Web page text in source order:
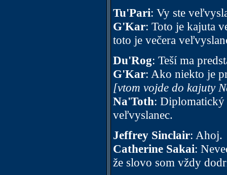
Tu'Pari: Vy ste
G'Kar: Toto je kajuta
toto je večera
Du'Rog: Teší ma
G'Kar: Ako niekto je
[vtom vojde do kajuty
Na'Toth: Diplomatický
veľvyslanec.
Jeffrey Sinclair: Ahoj.
Catherine Sakai:
že slovo som vždy